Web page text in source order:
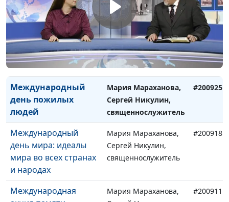
проблема - проблема
21 века
Сергей Никулин,
священнослужитель
5 октября -
Международный
день учителя
Мария Мараханова,
Сергей Никулин,
священнослужитель
#201002
Международный
день пожилых
людей
Мария Мараханова,
Сергей Никулин,
священнослужитель
#200925
Международный
день мира: идеалы
мира во всех странах
и народах
Мария Мараханова,
Сергей Никулин,
священнослужитель
#200918
Международная
Мария Мараханова,
#200911